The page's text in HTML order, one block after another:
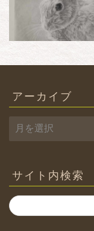
アーカイブ
ー
ブ
サイト内検索